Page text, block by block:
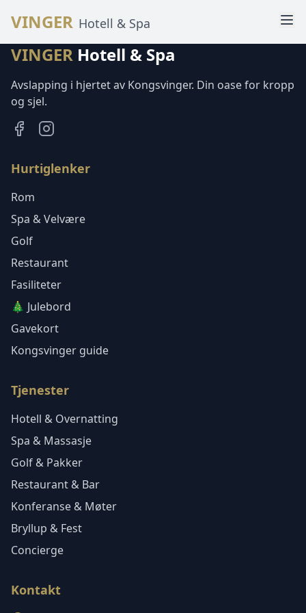
VINGER Hotell & Spa
VINGER Hotell & Spa
Avslapping i hjertet av Kongsvinger. Din oase for kropp
og sjel.
Hurtiglenker
Rom
Spa & Velvære
Golf
Restaurant
Fasiliteter
🎄 Julebord
Gavekort
Kongsvinger guide
Tjenester
Hotell & Overnatting
Spa & Massasje
Golf & Pakker
Restaurant & Bar
Konferanse & Møter
Bryllup & Fest
Concierge
Kontakt